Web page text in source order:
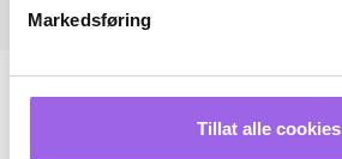
Markedsføring
Tillat alle cookies